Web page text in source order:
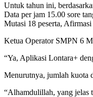
Untuk tahun ini,
Data per jam 15.00 sore
Mutasi 18 peserta,
Ketua Operator SMPN 6
“Ya, Aplikasi Lontara+
Menurutnya, jumlah kuota
“Alhamdulillah, yang jelas